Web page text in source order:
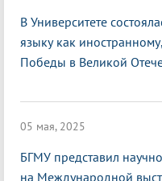
В Университете
языку как
Победы в Великой
05 мая, 2025
БГМУ представил
на Международной